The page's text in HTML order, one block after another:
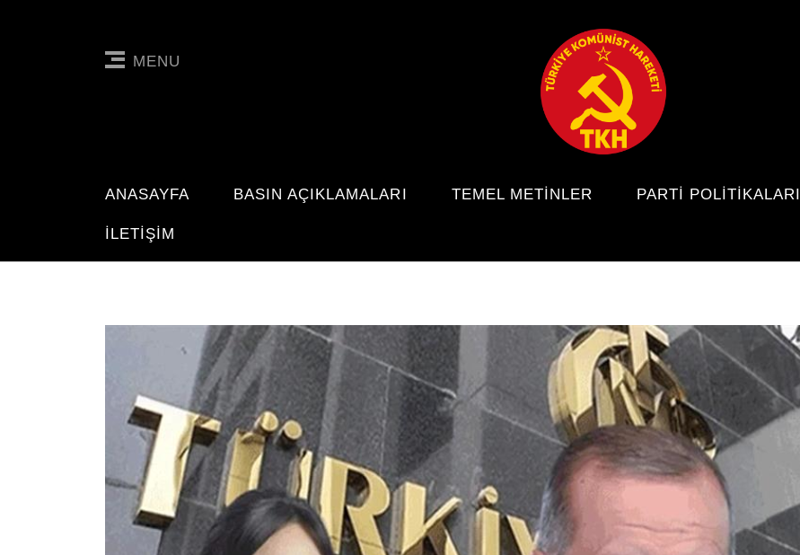
MENU
ANASAYFA BASIN AÇIKLAMALARI TEMEL METINLER PARTI POLITIKALARI
İLETIŞIM